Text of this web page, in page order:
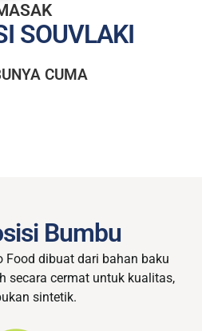
SOUVLAKI
CUMA
Bumbu
Food dibuat dari bahan baku
secara cermat untuk kualitas,
sintetik.